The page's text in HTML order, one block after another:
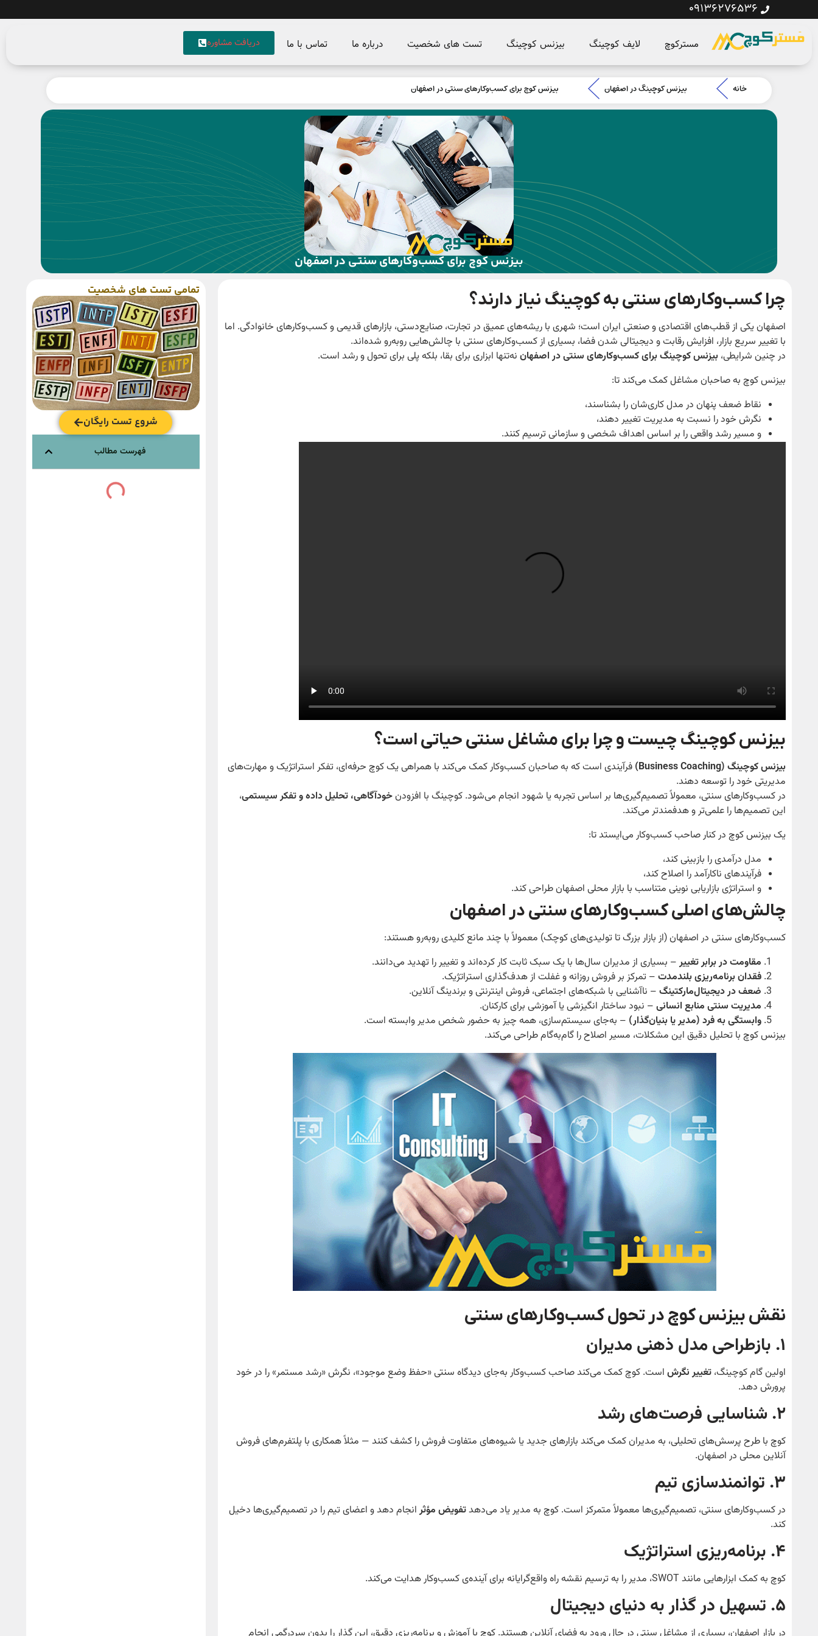
09136276536
دریافت مشاوره مسترکوچ لایف کوچینگ بیزنس کوچینگ تست های شخصیت درباره ما تماس با ما
خانه بیزنس کوچینگ در اصفهان بیزنس کوچ برای کسب‌وکارهای سنتی در اصفهان
بیزنس کوچ برای کسب‌وکارهای سنتی در اصفهان
چرا کسب‌وکارهای سنتی به کوچینگ نیاز دارند؟
اصفهان یکی از قطب‌های اقتصادی و صنعتی ایران است؛ شهری با ریشه‌های عمیق در تجارت، صنایع‌دستی، بازارهای قدیمی و کسب‌وکارهای خانوادگی. اما
با تغییر سریع بازار، افزایش رقابت و دیجیتالی شدن فضا، بسیاری از کسب‌وکارهای سنتی با چالش‌هایی روبه‌رو شده‌اند.
در چنین شرایطی،بیزنس کوچینگ برای کسب‌وکارهای سنتی در اصفهان نه‌تنها ابزاری برای بقا، بلکه پلی برای تحول و رشد است.
بیزنس کوچ به صاحبان مشاغل کمک می‌کند تا:
نقاط ضعف پنهان در مدل کاری‌شان را بشناسند،
نگرش خود را نسبت به مدیریت تغییر دهند،
و مسیر رشد واقعی را بر اساس اهداف شخصی و سازمانی ترسیم کنند.
بیزنس کوچینگ چیست و چرا برای مشاغل سنتی حیاتی است؟
بیزنس کوچینگ (Business Coaching)
فرآیندی است که به صاحبان کسب‌وکار کمک می‌کند با همراهی یک کوچ حرفه‌ای، تفکر استراتژیک و مهارت‌های
مدیریتی خود را توسعه دهند.
در کسب‌وکارهای سنتی، معمولاً تصمیم‌گیری‌ها بر اساس تجربه یا شهود انجام می‌شود. کوچینگ با افزودنخودآگاهی، تحلیل داده و تفکر سیستمی،
این تصمیم‌ها را علمی‌تر و هدفمندتر می‌کند.
یک بیزنس کوچ در کنار صاحب کسب‌وکار می‌ایستد تا:
مدل درآمدی را بازبینی کند،
فرآیندهای ناکارآمد را اصلاح کند،
و استراتژی بازاریابی نوینی متناسب با بازار محلی اصفهان طراحی کند.
چالش‌های اصلی کسب‌وکارهای سنتی در اصفهان
کسب‌وکارهای سنتی در اصفهان (از بازار بزرگ تا تولیدی‌های کوچک) معمولاً با چند مانع کلیدی روبه‌رو هستند:
مقاومت در برابر تغییر– بسیاری از مدیران سال‌ها با یک سبک ثابت کار کرده‌اند و تغییر را تهدید می‌دانند.
فقدان برنامه‌ریزی بلندمدت – تمرکز بر فروش روزانه و غفلت از هدف‌گذاری استراتژیک.
ضعف در دیجیتال‌مارکتینگ – ناآشنایی با شبکه‌های اجتماعی، فروش اینترنتی و برندینگ آنلاین.
مدیریت سنتی منابع انسانی – نبود ساختار انگیزشی یا آموزشی برای کارکنان.
وابستگی به فرد (مدیر یا بنیان‌گذار) – به‌جای سیستم‌سازی، همه چیز به حضور شخص مدیر وابسته است.
بیزنس کوچ با تحلیل دقیق این مشکلات، مسیر اصلاح را گام‌به‌گام طراحی می‌کند.
نقش بیزنس کوچ در تحول کسب‌وکارهای سنتی
۱. بازطراحی مدل ذهنی مدیران
اولین گام کوچینگ،تغییر نگرش است. کوچ کمک می‌کند صاحب کسب‌وکار به‌جای دیدگاه سنتی «حفظ وضع موجود»، نگرش «رشد مستمر» را در خود
پرورش دهد.
۲.شناسایی فرصت‌های رشد
کوچ با طرح پرسش‌های تحلیلی، به مدیران کمک می‌کند بازارهای جدید یا شیوه‌های متفاوت فروش را کشف کنند — مثلاً همکاری با پلتفرم‌های فروش
آنلاین محلی در اصفهان.
۳. توانمندسازی تیم
در کسب‌وکارهای سنتی، تصمیم‌گیری‌ها معمولاً متمرکز است. کوچ به مدیر یاد می‌دهدتفویض مؤثرانجام دهد و اعضای تیم را در تصمیم‌گیری‌ها دخیل
کند.
۴. برنامه‌ریزی استراتژیک
کوچ به کمک ابزارهایی مانند SWOT، مدیر را به ترسیم نقشه راه واقع‌گرایانه برای آینده‌ی کسب‌وکار هدایت می‌کند.
۵. تسهیل در گذار به دنیای دیجیتال
تمامی تست های شخصیت
شروع تست رایگان
فهرست مطالب